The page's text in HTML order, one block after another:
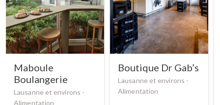
Maboule
Boulangerie
Lausanne et environs -
Alimentation
Boutique Dr Gab’s
Lausanne et environs -
Alimentation